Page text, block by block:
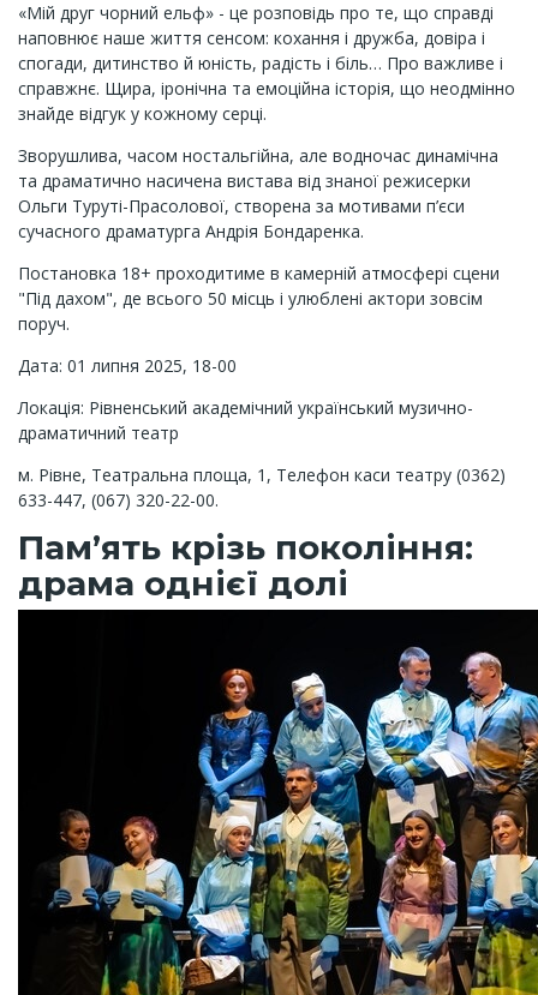
«Мій друг чорний ельф» - це розповідь про те, що справді
наповнює наше життя сенсом: кохання і дружба, довіра і
спогади, дитинство й юність, радість і біль… Про важливе і
справжнє. Щира, іронічна та емоційна історія, що неодмінно
знайде відгук у кожному серці.
Зворушлива, часом ностальгійна, але водночас динамічна
та драматично насичена вистава від знаної режисерки
Ольги Туруті-Прасолової, створена за мотивами п’єси
сучасного драматурга Андрія Бондаренка.
Постановка 18+ проходитиме в камерній атмосфері сцени
"Під дахом", де всього 50 місць і улюблені актори зовсім
поруч.
Дата: 01 липня 2025, 18-00
Локація: Рівненський академічний український музично-
драматичний театр
м. Рівне, Театральна площа, 1, Телефон каси театру (0362)
633-447, (067) 320-22-00.
Пам’ять крізь покоління:
драма однієї долі